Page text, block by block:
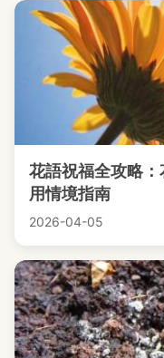
花語祝福全攻略
用情境指南
2026-04-05